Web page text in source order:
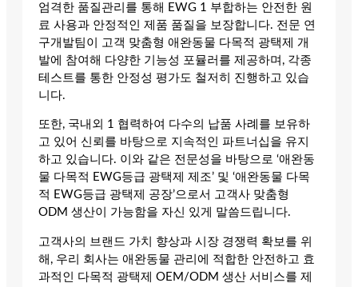
엄격한 품질관리를 통해 EWG 1 부합하는 안전한 원
료 사용과 안정적인 제품 품질을 보장합니다. 전문 연
구개발팀이 고객 맞춤형 애완동물 다목적 광택제 개
발에 참여해 다양한 기능성 포뮬러를 제공하며, 각종
테스트를 통한 안정성 평가도 철저히 진행하고 있습
니다.
또한, 국내외 1 협력하여 다수의 납품 사례를 보유하
고 있어 신뢰를 바탕으로 지속적인 파트너십을 유지
하고 있습니다. 이와 같은 전문성을 바탕으로 ‘애완동
물 다목적 EWG등급 광택제 제조’ 및 ‘애완동물 다목
적 EWG등급 광택제 공장’으로서 고객사 맞춤형
ODM 생산이 가능함을 자신 있게 말씀드립니다.
고객사의 브랜드 가치 향상과 시장 경쟁력 확보를 위
해, 우리 회사는 애완동물 관리에 적합한 안전하고 효
과적인 다목적 광택제 OEM/ODM 생산 서비스를 제